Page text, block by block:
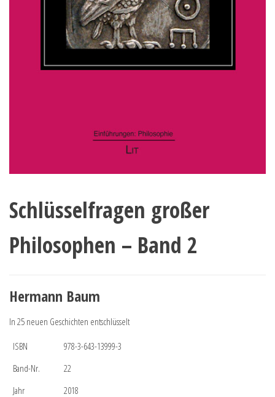
Schlüsselfragen großer
Philosophen – Band 2
Hermann Baum
In 25 neuen Geschichten entschlüsselt
ISBN
978-3-643-13999-3
Band-Nr.
22
Jahr
2018